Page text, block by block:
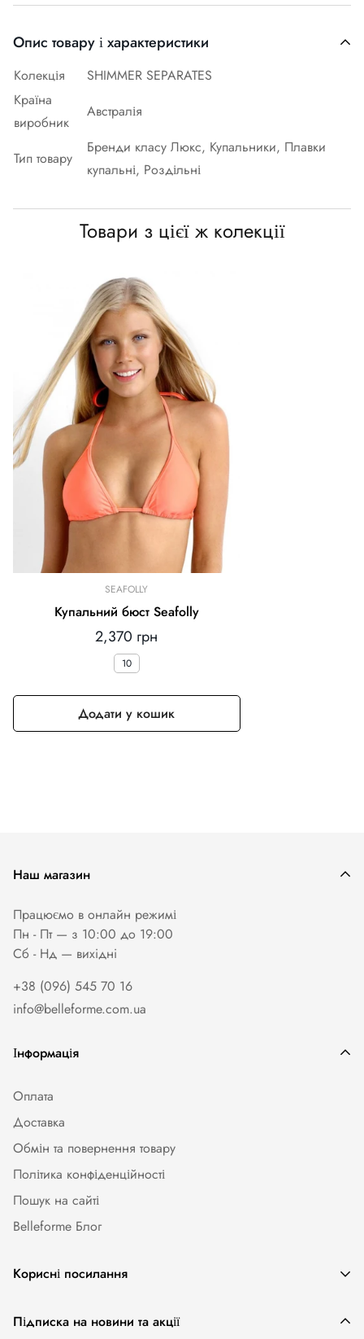
Опис товару і характеристики
Колекція
SHIMMER SEPARATES
Країна
виробник
Австралія
Тип товару
Бренди класу Люкс, Купальники, Плавки
купальні, Роздільні
Товари з цієї ж колекції
SEAFOLLY
Купальний бюст Seafolly
Звичайна
ціна
2,370 грн
10
Додати у кошик
Наш магазин
Працюємо в онлайн режимі
Пн - Пт — з 10:00 до 19:00
Сб - Нд — вихiднi
+38 (096) 545 70 16
info@belleforme.com.ua
Інформація
Оплата
Доставка
Обмін та повернення товару
Політика конфіденційності
Пошук на сайті
Belleforme Блог
Корисні посилання
Жіноча білизна
Підписка на новини та акції